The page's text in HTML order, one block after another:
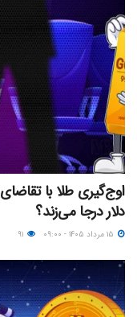
دلار درجا می‌زند؟